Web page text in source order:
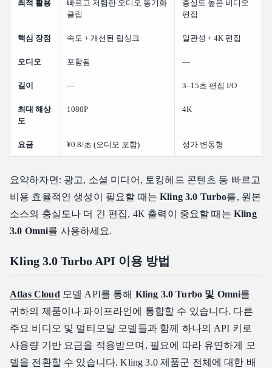
최적 활용
빠르고 저렴한 오디오 동기화
클립
충실도 높은 비디오
편집
핵심 장점 속도 + 개선된 립싱크 일관성 + 4K 편집
오디오 포함됨 —
길이 — 3–15초 편집 I/O
최대 해상
도
1080P 4K
요금 ¥0.8/초 (오디오 포함) 정가 변동형
요약하자면: 광고, 소셜 미디어, 토킹헤드 콘텐츠 등 빠르고
비용 효율적인 생성이 필요할 때는Kling 3.0 Turbo를, 원본
소스의 충실도나 더 긴 편집, 4K 출력이 중요할 때는 Kling
3.0 Omni를 사용하세요.
Kling 3.0 Turbo API 이용 방법
Atlas Cloud 모델 API를 통해 Kling 3.0 Turbo 및 Omni를
귀하의 제품이나 파이프라인에 통합할 수 있습니다. 다른
주요 비디오 및 멀티모달 모델들과 함께 하나의 API 키로
사용량 기반 요금을 적용받으며, 필요에 따라 유연하게 모
델을 전환할 수 있습니다. Kling 3.0 제품군 전체에 대한 배